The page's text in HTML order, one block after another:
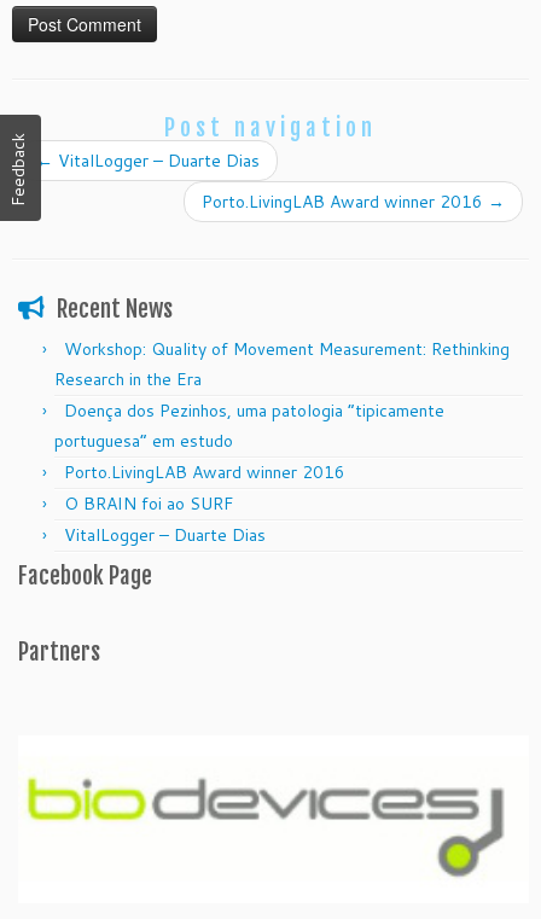
Post navigation
← VitalLogger – Duarte Dias
Porto.LivingLAB Award winner 2016 →
Recent News
Workshop: Quality of Movement Measurement: Rethinking
Research in the Era
Doença dos Pezinhos, uma patologia “tipicamente
portuguesa” em estudo
Porto.LivingLAB Award winner 2016
O BRAIN foi ao SURF
VitalLogger – Duarte Dias
Facebook Page
Partners
Feedback